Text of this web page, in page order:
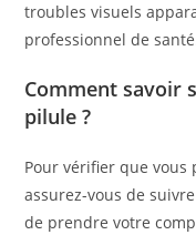
troubles visuels
professionnel de
Comment savoir
pilule ?
Pour vérifier que
assurez-vous de
de prendre votre